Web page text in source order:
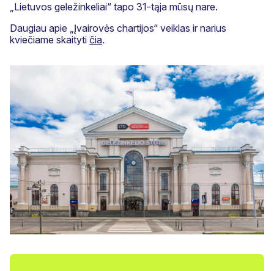
„Lietuvos geležinkeliai“ tapo 31-tąja mūsų nare.
Daugiau apie „Įvairovės chartijos“ veiklas ir narius
kviečiame skaityti čia.